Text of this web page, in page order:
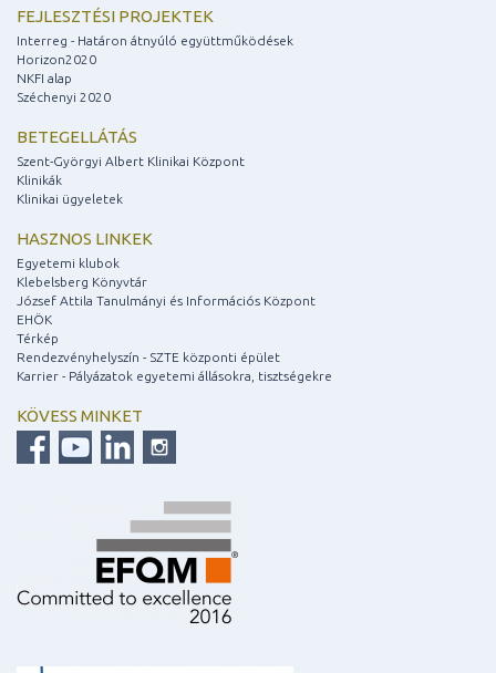
FEJLESZTÉSI PROJEKTEK
Interreg - Határon átnyúló együttműködések
Horizon2020
NKFI alap
Széchenyi 2020
BETEGELLÁTÁS
Szent-Györgyi Albert Klinikai Központ
Klinikák
Klinikai ügyeletek
HASZNOS LINKEK
Egyetemi klubok
Klebelsberg Könyvtár
József Attila Tanulmányi és Információs Központ
EHÖK
Térkép
Rendezvényhelyszín - SZTE központi épület
Karrier - Pályázatok egyetemi állásokra, tisztségekre
KÖVESS MINKET